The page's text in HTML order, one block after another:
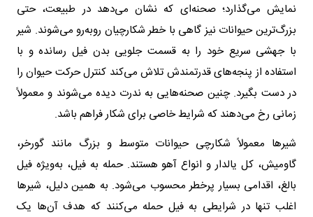
نمایش می‌گذارد؛ صحنه‌ای که نشان می‌دهد در طبیعت، حتی
بزرگ‌ترین حیوانات نیز گاهی با خطر شکارچیان روبه‌رو می‌شوند. شیر
با جهشی سریع خود را به قسمت جلویی بدن فیل رسانده و با
استفاده از پنجه‌های قدرتمندش تلاش می‌کند کنترل حرکت حیوان را
در دست بگیرد. چنین صحنه‌هایی به ندرت دیده می‌شوند و معمولاً
زمانی رخ می‌دهند که شرایط خاصی برای شکار فراهم باشد.
شیرها معمولاً شکارچی حیوانات متوسط و بزرگ مانند گورخر،
گاومیش، کل یالدار و انواع آهو هستند. حمله به فیل، به‌ویژه فیل
بالغ، اقدامی بسیار پرخطر محسوب می‌شود. به همین دلیل، شیرها
اغلب تنها در شرایطی به فیل حمله می‌کنند که هدف آن‌ها یک